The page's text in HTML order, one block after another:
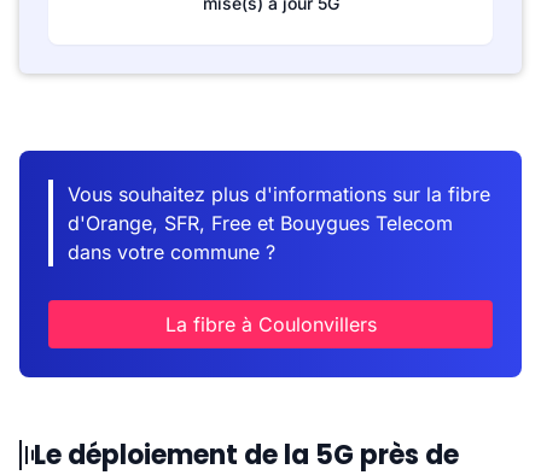
Vous souhaitez plus d'informations sur la fibre
d'Orange, SFR, Free et Bouygues Telecom
dans votre commune ?
La fibre à Coulonvillers
Le déploiement de la 5G près de